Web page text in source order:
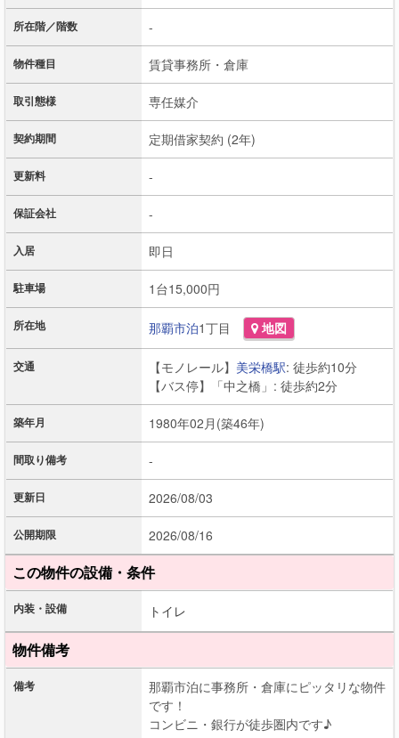
所在階／階数 -
物件種目 賃貸事務所・倉庫
取引態様 専任媒介
契約期間 定期借家契約 (2年)
更新料 -
保証会社 -
入居 即日
駐車場 1台15,000円
所在地 那覇市泊1丁目 地図
交通 【モノレール】 美栄橋駅: 徒歩約10分
【バス停】「中之橋」: 徒歩約2分
築年月 1980年02月(築46年)
間取り備考 -
更新日 2026/08/03
公開期限 2026/08/16
この物件の設備・条件
内装・設備 トイレ
物件備考
備考
那覇市泊に事務所・倉庫にピッタリな物件
です！
コンビニ・銀行が徒歩圏内です♪